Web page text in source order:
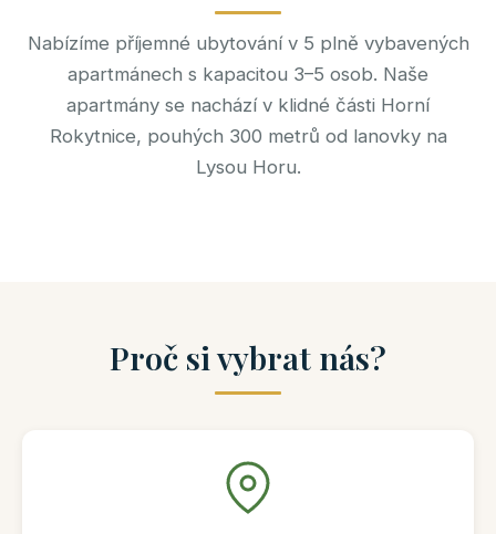
Nabízíme příjemné ubytování v 5 plně vybavených
apartmánech s kapacitou 3–5 osob. Naše
apartmány se nachází v klidné části Horní
Rokytnice, pouhých 300 metrů od lanovky na
Lysou Horu.
Proč si vybrat nás?